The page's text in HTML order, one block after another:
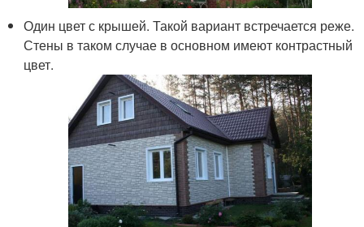
Один цвет с крышей. Такой вариант встречается реже.
Стены в таком случае в основном имеют контрастный
цвет.